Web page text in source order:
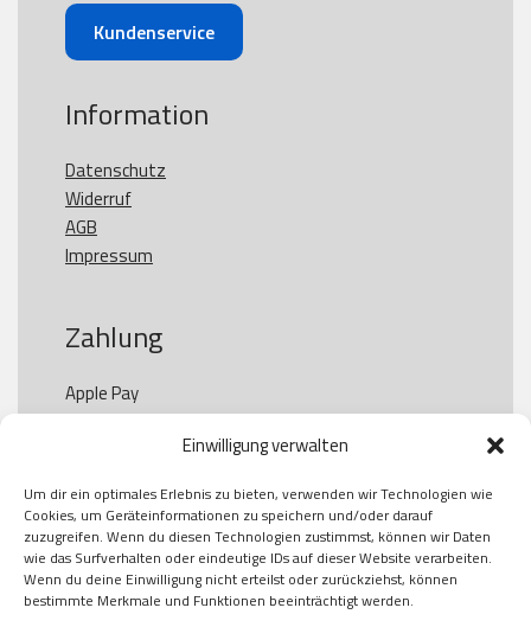
Einwilligung verwalten
Um dir ein optimales Erlebnis zu bieten, verwenden wir Technologien wie
Cookies, um Geräteinformationen zu speichern und/oder darauf
zuzugreifen. Wenn du diesen Technologien zustimmst, können wir Daten
wie das Surfverhalten oder eindeutige IDs auf dieser Website verarbeiten.
Wenn du deine Einwilligung nicht erteilst oder zurückziehst, können
bestimmte Merkmale und Funktionen beeinträchtigt werden.
Kundenservice
Information
Datenschutz
Widerruf
AGB
Impressum
Zahlung
Apple Pay
Paypal
Kauf auf Rechung
Klarna
American Express